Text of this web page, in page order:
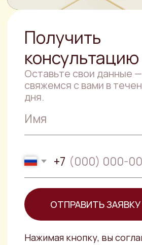
консультация
Специалисты компании PJS готовы
прийти на помощь тому, кто находится
в сложной правовой ситуации.
Правовой анализ
документов
Опытный юрист, специализирующийся
только выявит негативные
последствия
Составление договора
купли-продажи